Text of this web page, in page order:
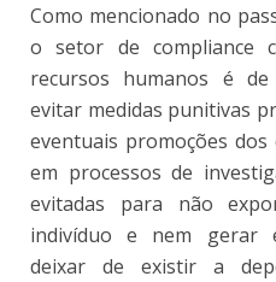
Como mencionado no
o setor de compliance
recursos humanos é
evitar medidas punitivas
eventuais promoções
em processos de
evitadas para não
indivíduo e nem gerar
deixar de existir a